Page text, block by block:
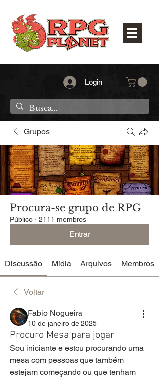
Login
Grupos
Procura-se grupo de RPG
Público · 2111 membros
Entrar
Discussão Mídia Arquivos Membros
Voltar
Fabio Nogueira
10 de janeiro de 2025
Procuro Mesa para jogar
Sou iniciante e estou procurando uma
mesa com pessoas que também
estejam começando ou que tenham